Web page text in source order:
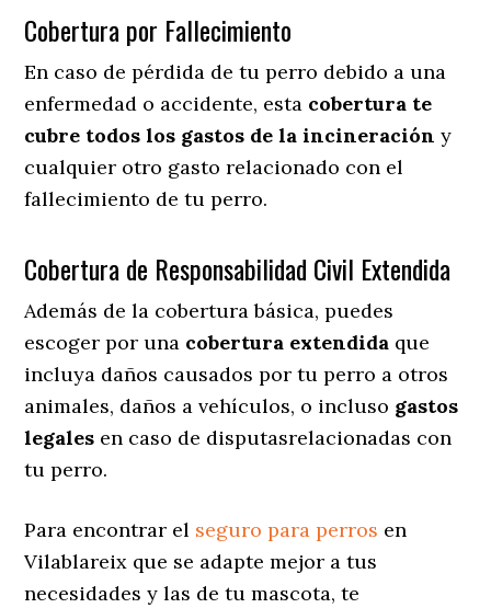
Cobertura por Fallecimiento
En caso de pérdida de tu perro debido a una
enfermedad o accidente, esta cobertura te
cubre todos los gastos de la incineración y
cualquier otro gasto relacionado con el
fallecimiento de tu perro.
Cobertura de Responsabilidad Civil Extendida
Además de la cobertura básica, puedes
escoger por una cobertura extendida que
incluya daños causados por tu perro a otros
animales, daños a vehículos, o incluso gastos
legales en caso de disputasrelacionadas con
tu perro.
Para encontrar el seguro para perros en
Vilablareix que se adapte mejor a tus
necesidades y las de tu mascota, te